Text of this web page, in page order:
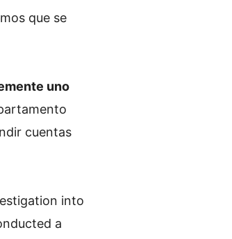
que se
uno
cuentas
into
a